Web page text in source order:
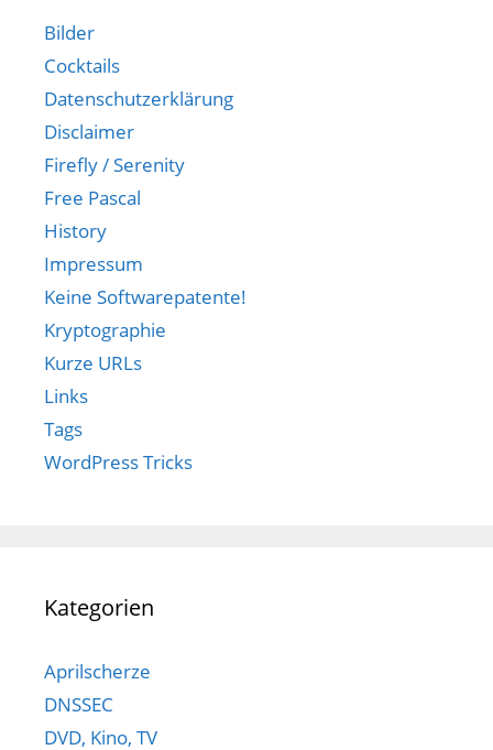
Bilder
Cocktails
Datenschutzerklärung
Disclaimer
Firefly / Serenity
Free Pascal
History
Impressum
Keine Softwarepatente!
Kryptographie
Kurze URLs
Links
Tags
WordPress Tricks
Kategorien
Aprilscherze
DNSSEC
DVD, Kino, TV